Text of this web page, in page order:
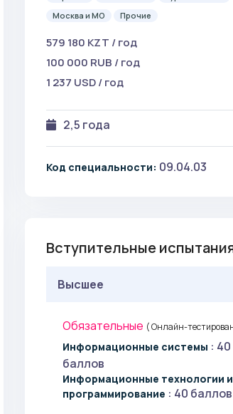
Москва и МО
Прочие
579 180 KZT / год
100 000 RUB / год
1 237 USD / год
2,5 года
Код специальности: 09.04.03
Вступительные
Высшее
Обязательные ( Онлайн-
Информационные системы : 40
баллов
Информационные технологии и
программирование : 40 баллов